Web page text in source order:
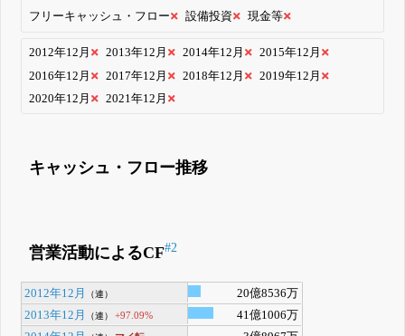
フリーキャッシュ・フロー
設備投資 現金等
2012年12月 2013年12月 2014年12月
2015年12月
2016年12月
2017年12月 2018年12月
2019年12月
2020年12月
2021年12月
キャッシュ・フロー推移
営業活動によるCF#2
2012年12月 （連）
20億8536万
2013年12月
（連） +97.09%
41億1006万